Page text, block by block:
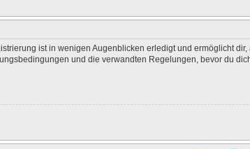
ist in wenigen Augenblicken erledigt und ermöglicht
und die verwandten Regelungen, bevor du